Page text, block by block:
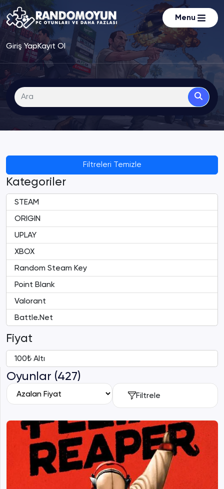
Menu
Giriş YapKayıt Ol
Filtreleri Temizle
Kategoriler
STEAM
ORIGIN
UPLAY
XBOX
Random Steam Key
Point Blank
Valorant
Battle.Net
Fiyat
100₺ Altı
Oyunlar (427)
Filtrele